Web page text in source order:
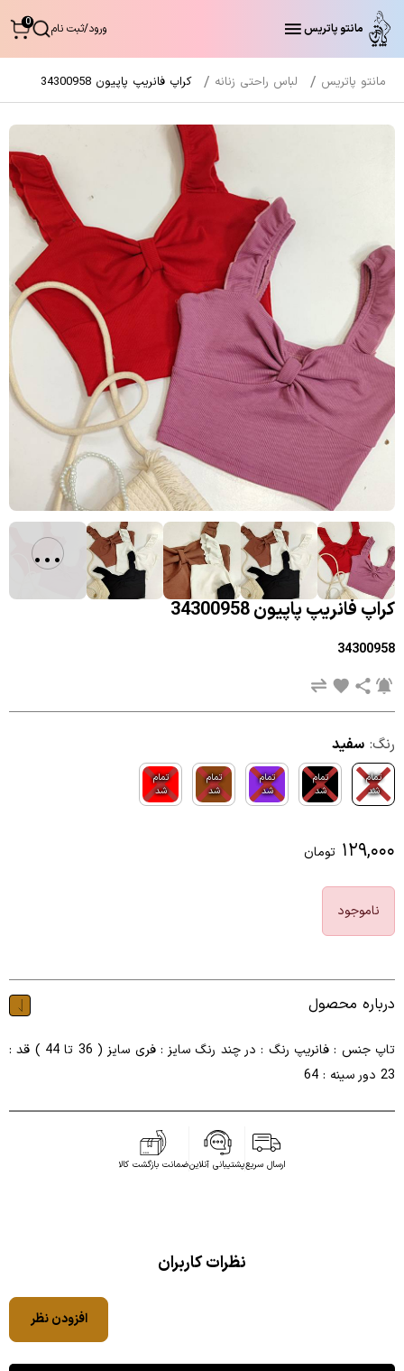
مانتو پاتریس ورود/ثبت نام 0
مانتو پاتریس لباس راحتی زنانه کراپ فانریپ پاپیون 34300958
کراپ فانریپ پاپیون 34300958
34300958
رنگ: سفید
تمام
شد
تمام
شد
تمام
شد
تمام
شد
تمام
شد
۱۲۹,۰۰۰ تومان
ناموجود
درباره محصول
تاپ جنس : فانریپ رنگ : در چند رنگ سایز : فری سایز ( 36 تا 44 ) قد :
23 دور سینه : 64
ارسال سریعپشتیبانی آنلاینضمانت بازگشت کالا
...
نظرات کاربران
افزودن نظر